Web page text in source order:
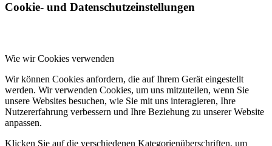
Cookie- und Datenschutzeinstellungen
Wie wir Cookies verwenden
Wir können Cookies anfordern, die auf Ihrem Gerät eingestellt
werden. Wir verwenden Cookies, um uns mitzuteilen, wenn Sie
unsere Websites besuchen, wie Sie mit uns interagieren, Ihre
Nutzererfahrung verbessern und Ihre Beziehung zu unserer Website
anpassen.
Klicken Sie auf die verschiedenen Kategorienüberschriften, um